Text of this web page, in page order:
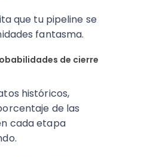
que tu pipeline se
fantasma.
de cierre
históricos,
de las
cada etapa